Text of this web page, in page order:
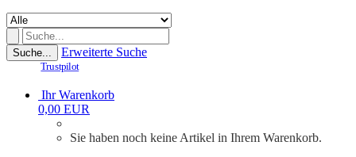
Suche... Erweiterte Suche
Trustpilot
Ihr Warenkorb
0,00 EUR
Sie haben noch keine Artikel in Ihrem Warenkorb.